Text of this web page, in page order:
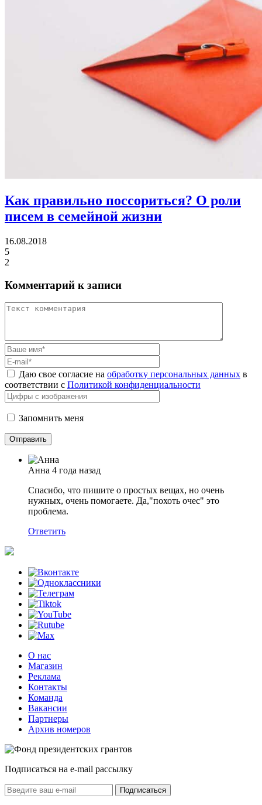
Как правильно поссориться? О роли
писем в семейной жизни
16.08.2018
5
2
Комментарий к записи
Даю свое согласие на обработку персональных данных в
соответствии с Политикой конфиденциальности
Запомнить меня
Анна 4 года назад
Спасибо, что пишите о простых вещах, но очень
нужных, очень помогаете. Да,"похоть очес" это
проблема.
Ответить
О нас
Магазин
Реклама
Контакты
Команда
Вакансии
Партнеры
Архив номеров
Подписаться на e-mail рассылку
Подписаться